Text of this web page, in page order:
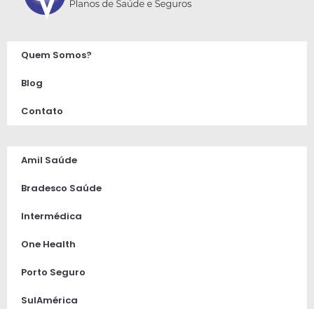
Quem Somos?
Blog
Contato
Amil Saúde
Bradesco Saúde
Intermédica
One Health
Porto Seguro
SulAmérica